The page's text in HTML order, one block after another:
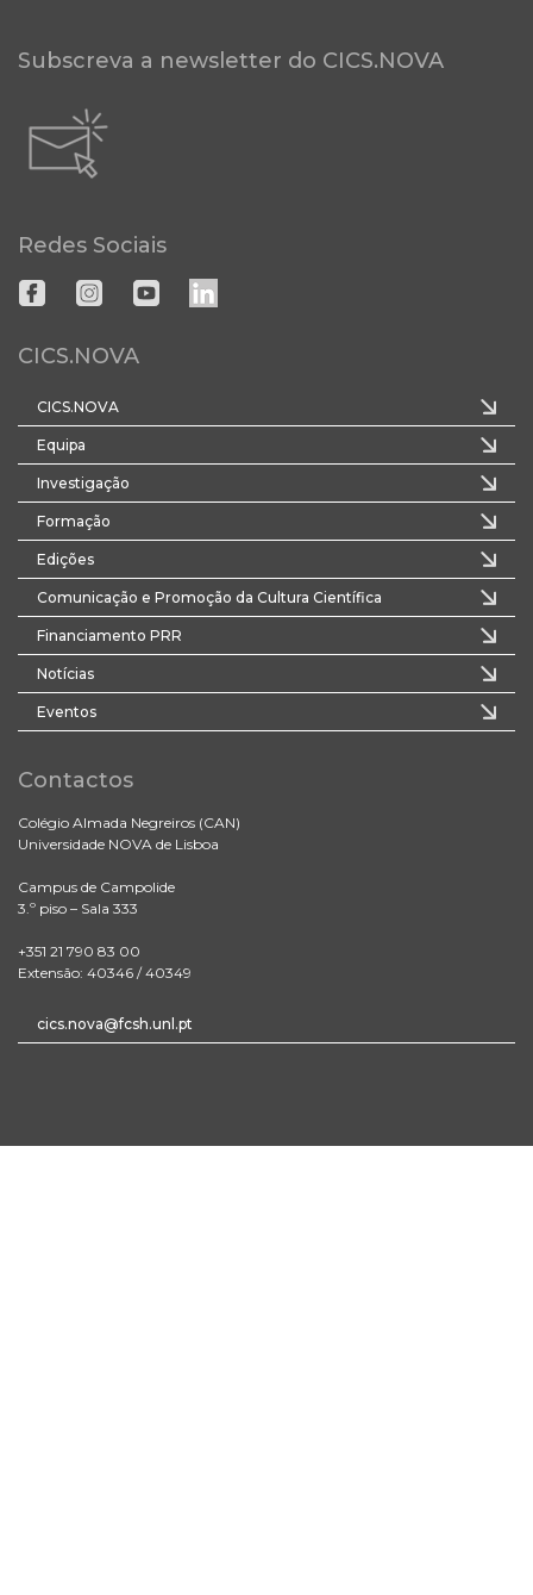
Subscreva a newsletter do CICS.NOVA
Redes Sociais
CICS.NOVA
CICS.NOVA
Equipa
Investigação
Formação
Edições
Comunicação e Promoção da Cultura Científica
Financiamento PRR
Notícias
Eventos
Contactos
Colégio Almada Negreiros (CAN)
Universidade NOVA de Lisboa
Campus de Campolide
3.º piso – Sala 333
+351 21 790 83 00
Extensão: 40346 / 40349
cics.nova@fcsh.unl.pt